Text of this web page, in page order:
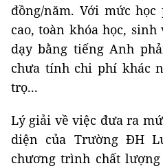
đồng/năm. Với mức
cao, toàn khóa học,
dạy bằng tiếng Anh
chưa tính chi phí khác
trọ...
Lý giải về việc đưa ra
diện của Trường ĐH
chương trình chất